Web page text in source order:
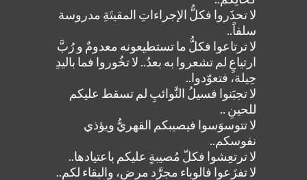
لا تحذَروا فكلُّ الإجراءاتِ المقيتَةِ مدروسة
سلفاً..
لا ترتاعوا فكلُّ ما تستطيعونه معدومٌ و رُبَّ
ارتياعٍ لم تشعروا به بعدُ.. لا تخُوروا فما باليدِ
حِيلة، فتعوّدوا..
لا تجبَنوا فسيلُ النَّوائبِ لم تسقط عليكم
للحينِ ..
لا تتوسوَسوا فيصيبكم القهريُّ ويؤذي
نفوسكم..
لا ترتعِشوا فكلّ مُصيبةٍ عليكم باعتيادها..
لا تفزَعوا فالوباء مجرَّد مرضٍ، والبقاء لكم..